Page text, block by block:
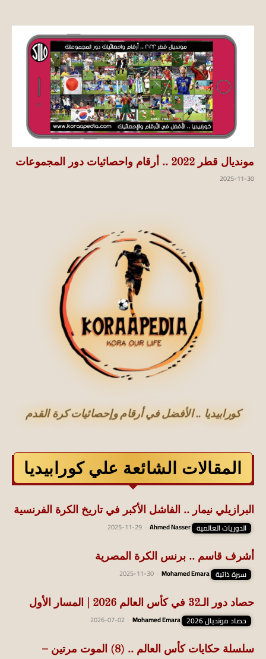
مونديال قطر 2022 .. أرقام واحصائيات دور المجموعات
2025-11-30
كورابيديا .. الأفضل في أرقام وإحصائيات كرة القدم
المقالات الشائعة علي كورابيديا
البرازيلي نيمار .. الفاشل الأكبر في تاريخ الكرة الفرنسية
الدوريات العالمية Ahmed Nasser
2025-11-29
أشرف قاسم .. برنس الكرة المصرية
سيرة ذاتية Mohamed Emara
2025-11-30
حصاد دور الـ32 في كأس العالم 2026 | المسار الأول
حصاد مونديال 2026 Mohamed Emara
2026-07-02
سلسلة حكايات كأس العالم .. (8) الموت مرتين –